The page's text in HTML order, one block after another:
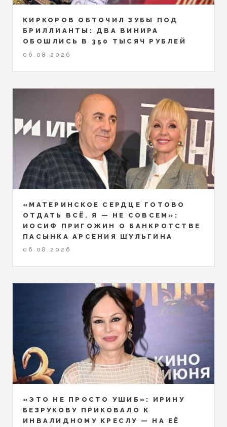
КИРКОРОВ ОБТОЧИЛ ЗУБЫ ПОД
БРИЛЛИАНТЫ: ДВА ВИНИРА
ОБОШЛИСЬ В 350 ТЫСЯЧ РУБЛЕЙ
06.08.2026
«МАТЕРИНСКОЕ СЕРДЦЕ ГОТОВО
ОТДАТЬ ВСЁ. Я — НЕ СОВСЕМ»:
ИОСИФ ПРИГОЖИН О БАНКРОТСТВЕ
ПАСЫНКА АРСЕНИЯ ШУЛЬГИНА
06.08.2026
«ЭТО НЕ ПРОСТО УШИБ»: ИРИНУ
БЕЗРУКОВУ ПРИКОВАЛО К
ИНВАЛИДНОМУ КРЕСЛУ — НА ЕЁ